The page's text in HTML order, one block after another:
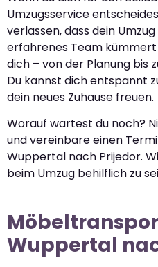
Umzugsservice
verlassen, dass dein
erfahrenes Team
dich – von der Planung bis
Du kannst dich entspannt
dein neues Zuhause freuen.
Worauf wartest du noch?
und vereinbare einen
Wuppertal nach Prijedor.
beim Umzug behilflich zu
Wuppertal